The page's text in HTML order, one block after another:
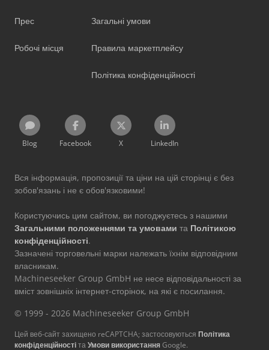
Прес
Робочі місця
Загальні умови
Правила маркетплейсу
Політика конфіденційності
Blog Facebook X LinkedIn
Вся інформація, пропозиції та ціни на цій сторінці є без
зобов'язань і не є обов'язковими!
Користуючись цим сайтом, ви погоджуєтесь з нашими
Загальними положеннями та умовами та Політикою
конфіденційності.
Зазначені торговельні марки належать їхнім відповідним
власникам.
Machineseeker Group GmbH не несе відповідальності за
вміст зовнішніх інтернет-сторінок, на які є посилання.
© 1999 - 2026 Machineseeker Group GmbH
Цей веб-сайт захищено reCAPTCHA; застосовуються Політика
конфіденційностітаУмови використанняGoogle.